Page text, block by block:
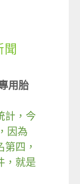
用胎
計，今
因為
四，
，就是